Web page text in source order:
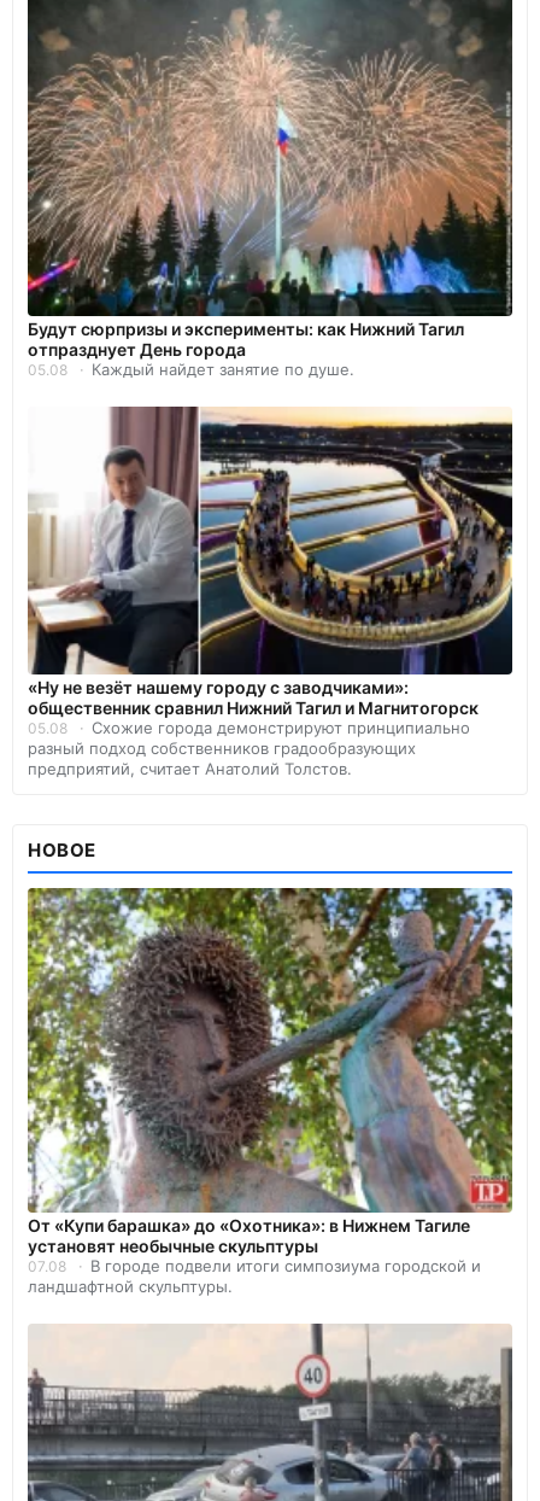
Будут сюрпризы и эксперименты: как Нижний Тагил
отпразднует День города
05.08 Каждый найдет занятие по душе.
«Ну не везёт нашему городу с заводчиками»:
общественник сравнил Нижний Тагил и Магнитогорск
05.08
Схожие города демонстрируют принципиально
разный подход собственников градообразующих
предприятий, считает Анатолий Толстов.
НОВОЕ
От «Купи барашка» до «Охотника»: в Нижнем Тагиле
установят необычные скульптуры
07.08
В городе подвели итоги симпозиума городской и
ландшафтной скульптуры.